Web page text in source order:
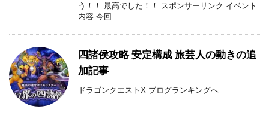
う！！ 最高でした！！ スポンサーリンク イベント
内容 今回 ...
四諸侯攻略 安定構成 旅芸人の動きの追
加記事
ドラゴンクエストX ブログランキングへ